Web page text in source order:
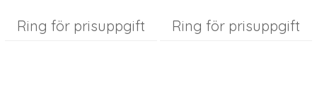
Ring för prisuppgift Ring för prisuppgift